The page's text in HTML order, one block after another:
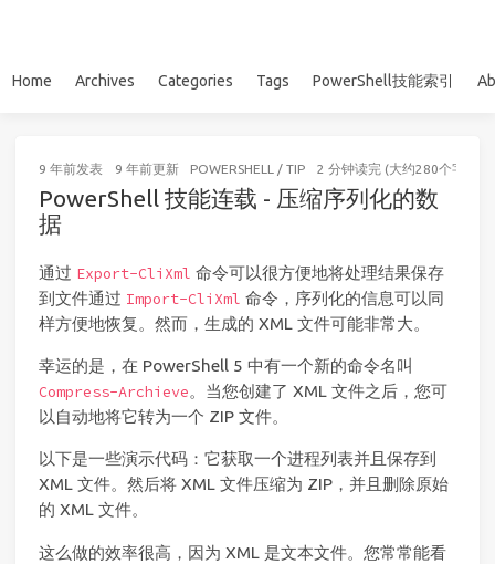
Home Archives Categories Tags PowerShell技能索引
9 年前发表 9 年前更新 POWERSHELL / TIP 2 分钟读完 (大约280个字)
PowerShell 技能连载 - 压缩序列化的数
据
通过 Export-CliXml 命令可以很方便地将处理结果保存
到文件通过 Import-CliXml 命令，序列化的信息可以同
样方便地恢复。然而，生成的 XML 文件可能非常大。
幸运的是，在 PowerShell 5 中有一个新的命令名叫
Compress-Archieve。当您创建了 XML 文件之后，您可
以自动地将它转为一个 ZIP 文件。
以下是一些演示代码：它获取一个进程列表并且保存到
XML 文件。然后将 XML 文件压缩为 ZIP，并且删除原始
的 XML 文件。
这么做的效率很高，因为 XML 是文本文件。您常常能看